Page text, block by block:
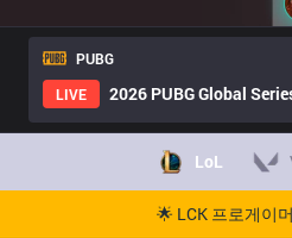
PUBG
LIVE
2026 PUBG Global
LoL
🌟 LCK 프로게이